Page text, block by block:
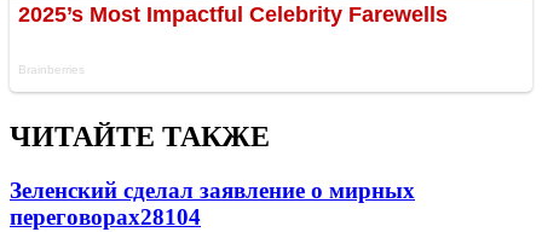
ЧИТАЙТЕ ТАКЖЕ
Зеленский сделал заявление о мирных
переговорах28104